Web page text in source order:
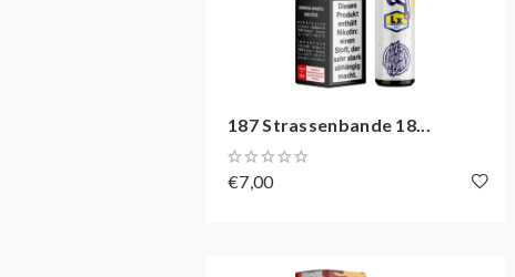
187 Strassenbande 18...
€7,00